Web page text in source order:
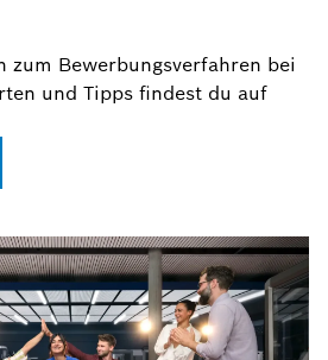
zum Bewerbungsverfahren bei
und Tipps findest du auf